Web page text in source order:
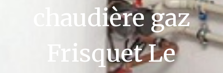
chaudière gaz
Frisquet Le